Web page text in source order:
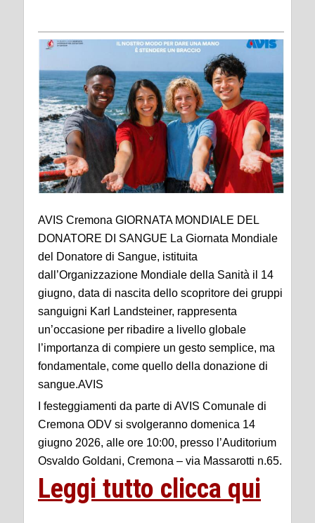
AVIS Cremona GIORNATA MONDIALE DEL
DONATORE DI SANGUE La Giornata Mondiale
del Donatore di Sangue, istituita
dall’Organizzazione Mondiale della Sanità il 14
giugno, data di nascita dello scopritore dei gruppi
sanguigni Karl Landsteiner, rappresenta
un’occasione per ribadire a livello globale
l’importanza di compiere un gesto semplice, ma
fondamentale, come quello della donazione di
sangue.AVIS
I festeggiamenti da parte di AVIS Comunale di
Cremona ODV si svolgeranno domenica 14
giugno 2026, alle ore 10:00, presso l’Auditorium
Osvaldo Goldani, Cremona – via Massarotti n.65.
Leggi tutto clicca qui